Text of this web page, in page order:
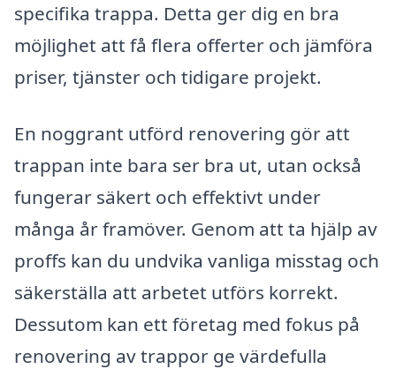
specifika trappa. Detta ger dig en bra
möjlighet att få flera offerter och jämföra
priser, tjänster och tidigare projekt.
En noggrant utförd renovering gör att
trappan inte bara ser bra ut, utan också
fungerar säkert och effektivt under
många år framöver. Genom att ta hjälp av
proffs kan du undvika vanliga misstag och
säkerställa att arbetet utförs korrekt.
Dessutom kan ett företag med fokus på
renovering av trappor ge värdefulla